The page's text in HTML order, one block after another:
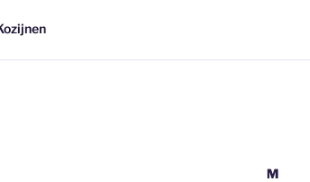
M